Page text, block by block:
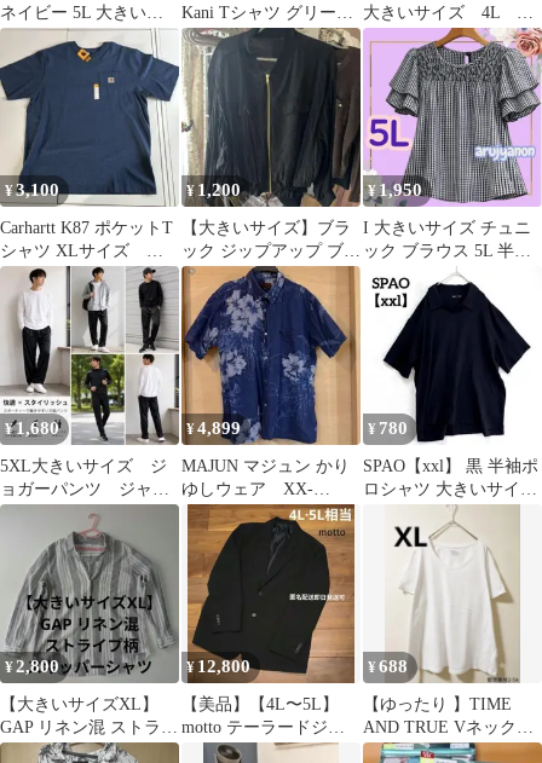
ネイビー 5L 大きいサ
イズ 半袖 Tシャツ UV
カット
Kani Tシャツ グリーン
XXL
大きいサイズ 4L サ
イドライン バイカラ
ーロングワンピース
¥3,100
Carhartt K87 ポケットT
シャツ XLサイズ 大
きいサイズ
¥ 1,200
【大きいサイズ】ブラ
ック ジップアップ ブル
ゾン 4L
¥1,950
I 大きいサイズ チュニ
ック ブラウス 5L 半袖
シャツトップス 54番s
¥1,680
5XL大きいサイズ ジ
ョガーパンツ ジャー
ジ スウェット パン
ツ ウエストゴム
¥4,899
MAJUN マジュン かり
ゆしウェア XX-
LARGE
¥ 780
SPAO【xxl】 黒 半袖ポ
ロシャツ 大きいサイ
ズ オーバーサイズ
韓国スパオ
¥2,800
【大きいサイズXL】
GAP リネン混 ストライ
プ柄 スキッパーシャツ
¥ 12,800
【美品】【4L〜5L】
motto テーラードジャ
ケット 大きいサイズ シ
¥688
【ゆったり 】TIME
AND TRUE VネックT
シャツ 白 大きいサイズ